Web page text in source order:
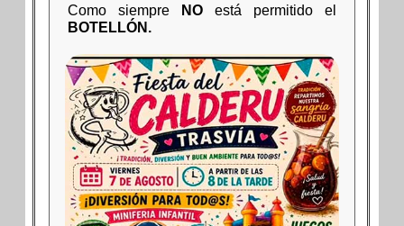
Como siempre NO está permitido el
BOTELLÓN.